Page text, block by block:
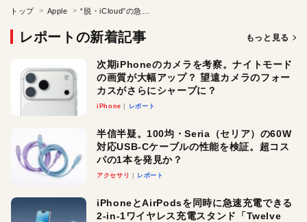
トップ Apple
レポートの新着記事 もっと見る
次期iPhoneのカメラを考察。ナイトモード
の画質が大幅アップ？ 望遠カメラのフォー
カスがさらにシャープに？
iPhone レポート
半信半疑。100均・Seria（セリア）の60W
対応USB-Cケーブルの性能を検証。超コス
パの1本を発見か？
アクセサリ レポート
iPhoneとAirPodsを同時に急速充電できる
2-in-1ワイヤレス充電スタンド「Twelve